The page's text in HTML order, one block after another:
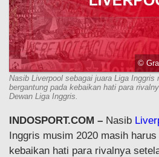
©
Nasib Liverpool sebagai juara Liga Inggris
bergantung pada kebaikan hati para
Dewan Liga Inggris.
INDOSPORT.COM – Nasib
Inggris musim 2020 masih
kebaikan hati para rivalnya